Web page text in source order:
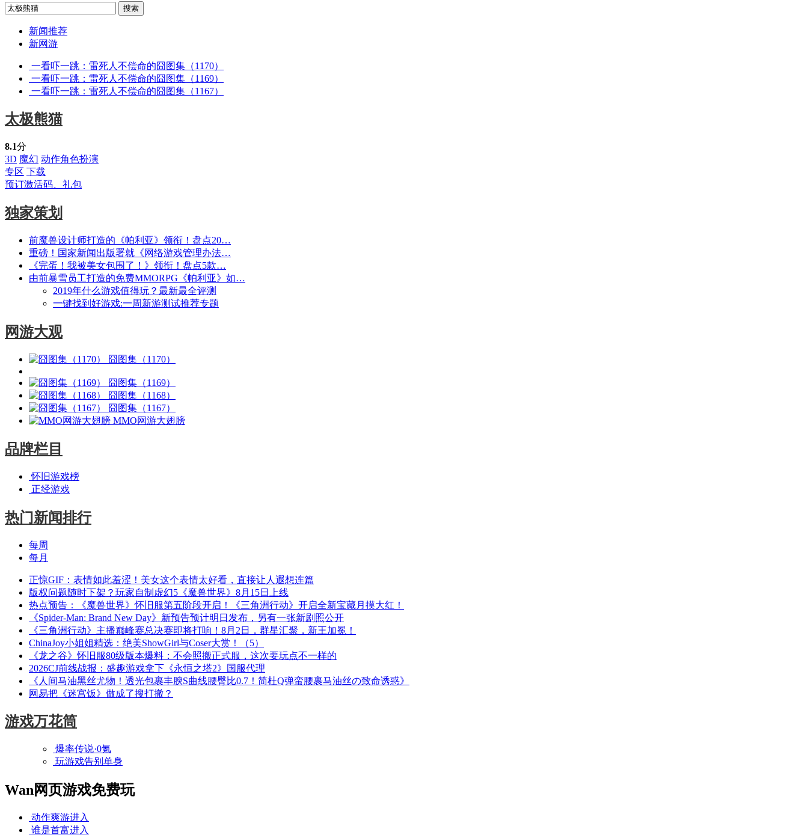
新闻推荐
新网游
一看吓一跳：雷死人不偿命的囧图集（1170）
一看吓一跳：雷死人不偿命的囧图集（1169）
一看吓一跳：雷死人不偿命的囧图集（1167）
太极熊猫
8.1分
3D 魔幻 动作角色扮演
专区 下载
预订激活码、礼包
独家策划
前魔兽设计师打造的《帕利亚》领衔！盘点20…
重磅！国家新闻出版署就《网络游戏管理办法…
《完蛋！我被美女包围了！》领衔！盘点5款…
由前暴雪员工打造的免费MMORPG《帕利亚》如…
2019年什么游戏值得玩？最新最全评测
一键找到好游戏:一周新游测试推荐专题
网游大观
囧图集（1170）
囧图集（1169）
囧图集（1168）
囧图集（1167）
MMO网游大翅膀
品牌栏目
怀旧游戏榜
正经游戏
热门新闻排行
每周
每月
正惊GIF：表情如此羞涩！美女这个表情太好看，直接让人遐想连篇
版权问题随时下架？玩家自制虚幻5《魔兽世界》8月15日上线
热点预告：《魔兽世界》怀旧服第五阶段开启！《三角洲行动》开启全新宝藏月摸大红！
《Spider-Man: Brand New Day》新预告预计明日发布，另有一张新剧照公开
《三角洲行动》主播巅峰赛总决赛即将打响！8月2日，群星汇聚，新王加冕！
ChinaJoy小姐姐精选：绝美ShowGirl与Coser大赏！（5）
《龙之谷》怀旧服80级版本爆料：不会照搬正式服，这次要玩点不一样的
2026CJ前线战报：盛趣游戏拿下《永恒之塔2》国服代理
《人间马油黑丝尤物！透光包裹丰腴S曲线腰臀比0.7！简杜Q弹蛮腰裹马油丝の致命诱惑》
网易把《迷宫饭》做成了搜打撤？
游戏万花筒
爆率传说·0氪
玩游戏告别单身
Wan网页游戏免费玩
动作爽游进入
谁是首富进入